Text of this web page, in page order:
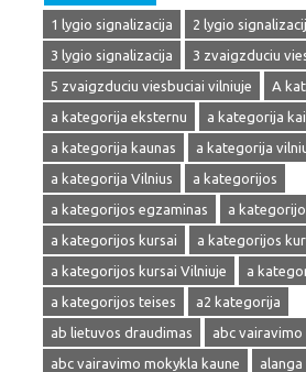
1 lygio signalizacija
2 lygio
3 lygio signalizacija
3 zvaigzduciu
5 zvaigzduciu viesbuciai vilniuje
A
a kategorija eksternu
a kategorija
a kategorija kaunas
a kategorija
a kategorija Vilnius
a kategorijos
a kategorijos egzaminas
a
a kategorijos kursai
a kategorijos
a kategorijos kursai Vilniuje
a
a kategorijos teises
a2 kategorija
ab lietuvos draudimas
abc vairavimo
abc vairavimo mokykla kaune